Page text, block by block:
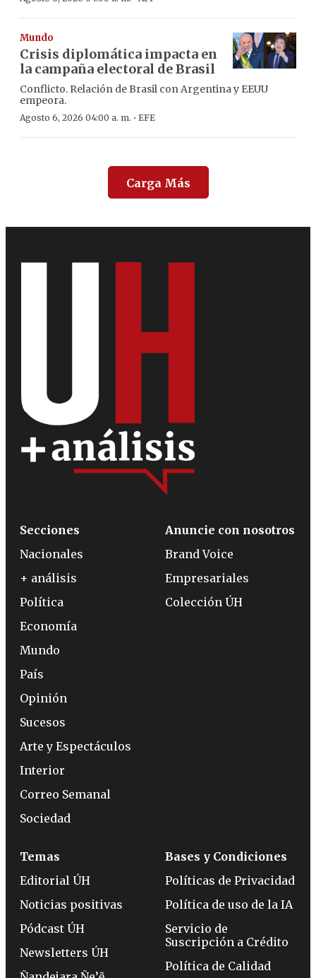
Mundo
Crisis diplomática impacta en
la campaña electoral de Brasil
Conflicto. Relación de Brasil con Argentina y EEUU
empeora.
Agosto 6, 2026 04:00 a. m. · EFE
Carga Más
Secciones
Nacionales
+ análisis
Política
Economía
Mundo
País
Opinión
Sucesos
Arte y Espectáculos
Interior
Correo Semanal
Sociedad
Anuncie con nosotros
Brand Voice
Empresariales
Colección ÚH
Temas
Editorial ÚH
Noticias positivas
Pódcast ÚH
Newsletters ÚH
Bases y Condiciones
Políticas de Privacidad
Política de uso de la IA
Servicio de
Suscripción a Crédito
Política de Calidad